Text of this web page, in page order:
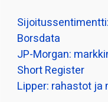
Borsdata
JP-Morgan:
Short Register
Lipper: rahastot ja